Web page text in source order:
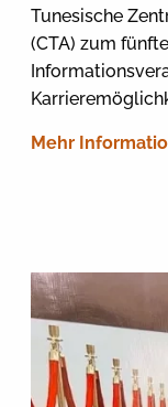
Tunesische
(CTA) zum
Mehr